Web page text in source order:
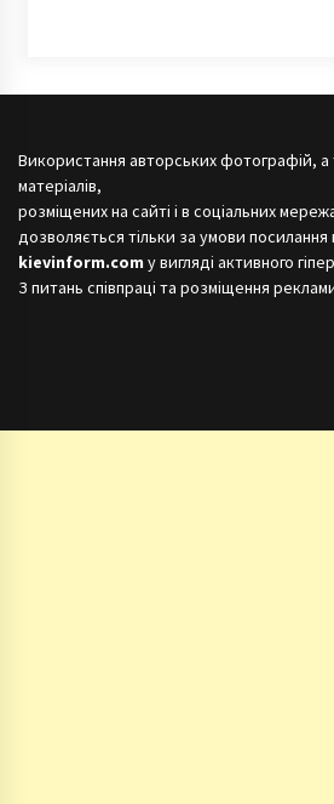
Використання авторських фотографій,
матеріалів,
розміщених на сайті і в соціальних
дозволяється тільки за умови
kievinform.com у вигляді активного
З питань співпраці та розміщення